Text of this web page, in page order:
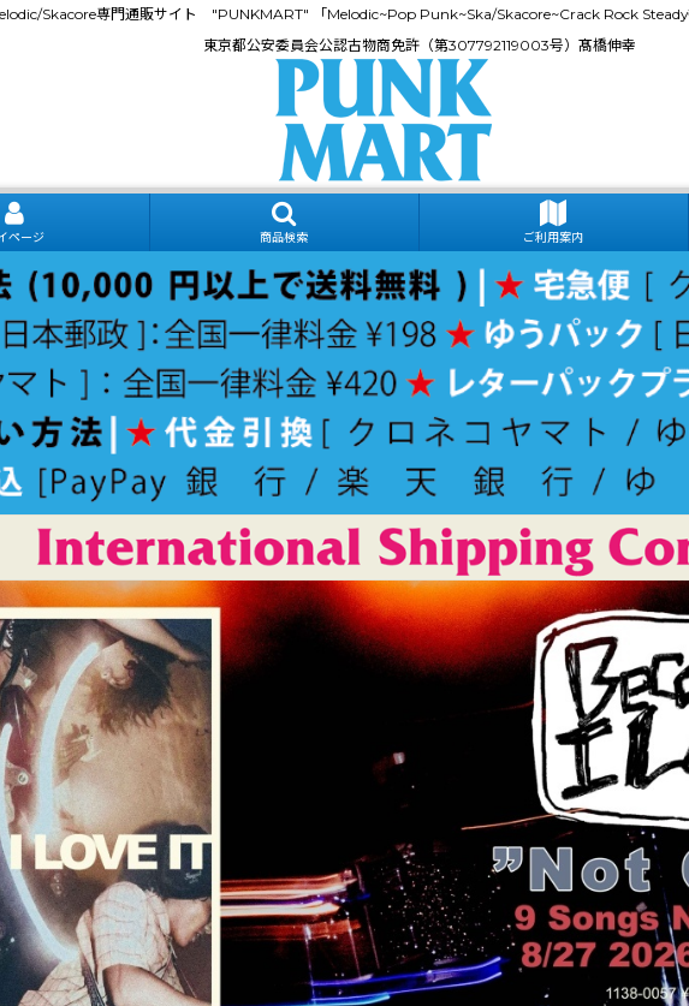
Skacore専門通販サイト "PUNKMART" 「Melodic~Pop Punk~Ska/Skacore~Crack Rock Steady
東京都公安委員会公認古物商免許（第307792119003号）髙橋伸幸
ページ 商品検索 ご利用案内